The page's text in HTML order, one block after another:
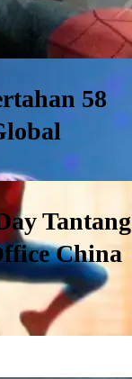
58
Tantang
China